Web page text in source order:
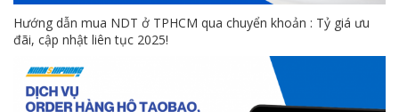
Hướng dẫn mua NDT ở TPHCM qua chuyển khoản : Tỷ giá ưu
đãi, cập nhật liên tục 2025!